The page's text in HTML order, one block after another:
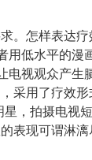
怎样表达疗
用低水平的漫
视观众产生
用了疗效形
，拍摄电视
表现可谓淋